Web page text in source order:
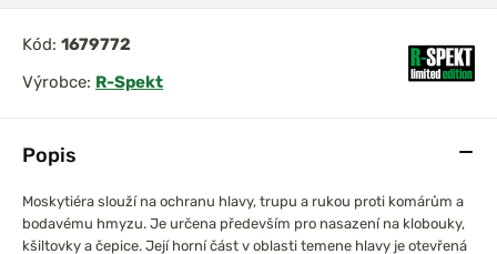
Popis
Moskytiéra slouží na ochranu hlavy, trupu a rukou proti komárům a
bodavému hmyzu. Je určena především pro nasazení na klobouky,
kšiltovky a čepice. Její horní část v oblasti temene hlavy je otevřená
Kód: 1679772
Výrobce: R-Spekt